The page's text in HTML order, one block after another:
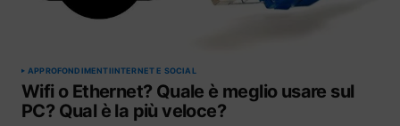
APPROFONDIMENTIINTERNET E SOCIAL
Wifi o Ethernet? Quale è meglio usare sul
PC? Qual è la più veloce?